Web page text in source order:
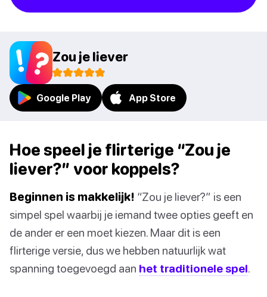
Zou je liever
Google Play App Store
Hoe speel je flirterige “Zou je
liever?” voor koppels?
Beginnen is makkelijk! “Zou je liever?” is een
simpel spel waarbij je iemand twee opties geeft en
de ander er een moet kiezen. Maar dit is een
flirterige versie, dus we hebben natuurlijk wat
spanning toegevoegd aan het traditionele spel.